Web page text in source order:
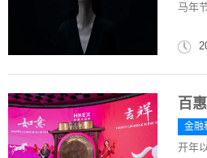
马年
百
金融
开年